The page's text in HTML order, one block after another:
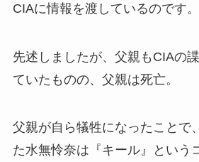
CIAに情報を渡しているのです。
先述しましたが、父親もCIAの
ていたものの、父親は死亡。
父親が自ら犠牲になったことで
た水無怜奈は『キール』という